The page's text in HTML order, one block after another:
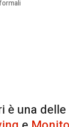
è una